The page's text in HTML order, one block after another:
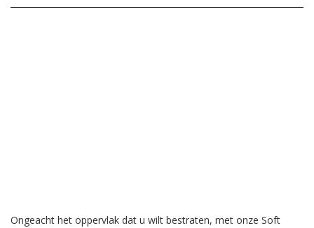
Ongeacht het oppervlak dat u wilt bestraten, met onze Soft